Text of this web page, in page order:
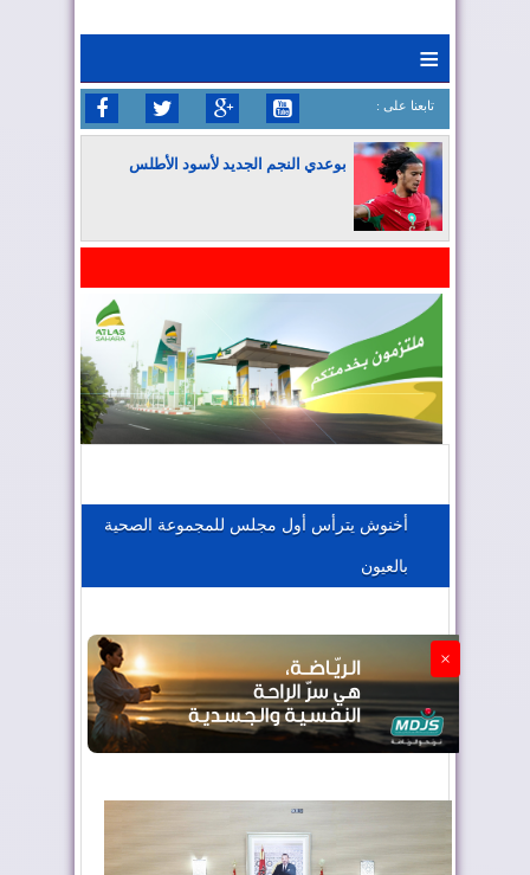
≡
: تابعنا على
بوعدي النجم الجديد لأسود الأطلس
المغرب يعزز موقعه في صناعة الطيران
الجزائر تستسلم لفرنسا
أخنوش يترأس أول مجلس للمجموعة الصحية
بالعيون
×